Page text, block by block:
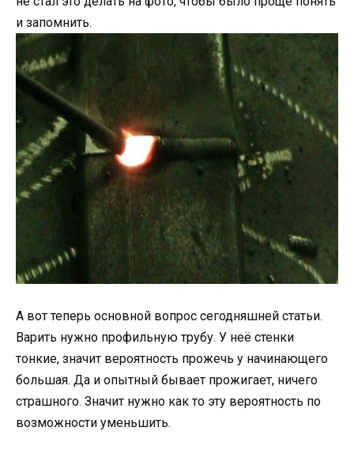
и запомнить.
А вот теперь основной вопрос сегодняшней статьи.
Варить нужно профильную трубу. У неё стенки
тонкие, значит вероятность прожечь у начинающего
большая. Да и опытный бывает прожигает, ничего
страшного. Значит нужно как то эту вероятность по
возможности уменьшить.